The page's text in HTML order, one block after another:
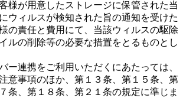
様が用意したストレージに保管された当
ウィルスが検知された旨の通知を受けた
の責任と費用にて、当該ウィルスの駆除
ルの削除等の必要な措置をとるものとし
ー連携をご利用いただくにあたっては、
意事項のほか、第１３条、第１５条、第
条、第１８条、第２１条の規定に準じま